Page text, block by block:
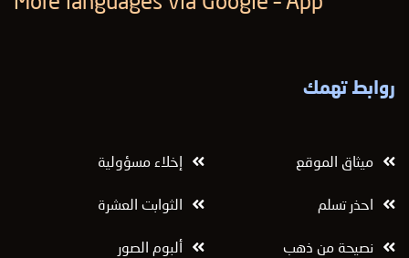
روابط تهمك
ميثاق الموقع إخلاء مسؤولية
احذر تسلم الثوابت العشرة
نصيحة من ذهب ألبوم الصور